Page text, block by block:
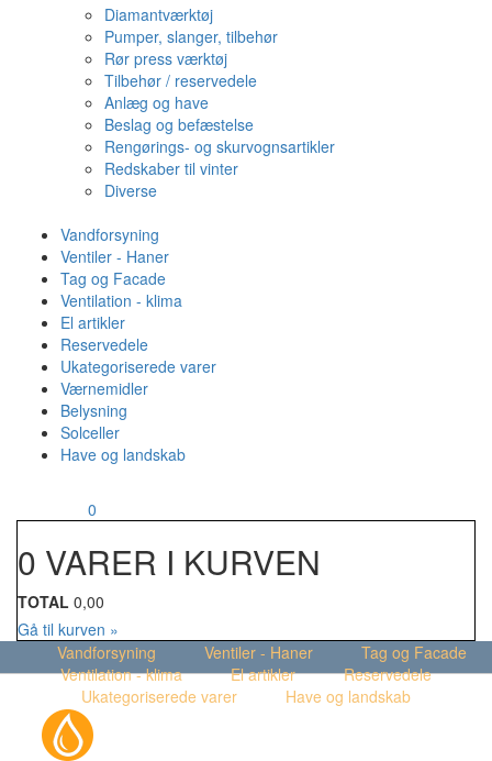
Diamantværktøj
Pumper, slanger, tilbehør
Rør press værktøj
Tilbehør / reservedele
Anlæg og have
Beslag og befæstelse
Rengørings- og skurvognsartikler
Redskaber til vinter
Diverse
Vandforsyning
Ventiler - Haner
Tag og Facade
Ventilation - klima
El artikler
Reservedele
Ukategoriserede varer
Værnemidler
Belysning
Solceller
Have og landskab
0
0 VARER I KURVEN
TOTAL 0,00
Gå til kurven »
Vandforsyning
Ventiler - Haner
Tag og Facade
Ventilation - klima
El artikler
Reservedele
Ukategoriserede varer
Have og landskab